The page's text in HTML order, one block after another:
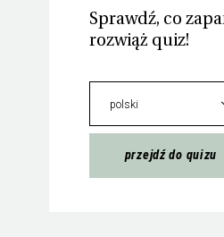
Sprawdź, co
rozwiąż quiz!
polski
przejdź do quizu